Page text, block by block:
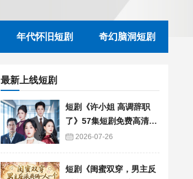
年代怀旧短剧 奇幻脑洞短剧
最新上线短剧
短剧《许小姐 高调辞职
了》57集短剧免费高清在
线播放
2026-07-26
短剧《闺蜜双穿，男主反